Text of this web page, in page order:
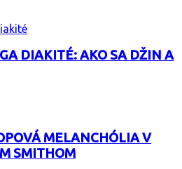
DIAKITÉ: AKO SA DŽIN A
MELANCHÓLIA V
SMITHOM